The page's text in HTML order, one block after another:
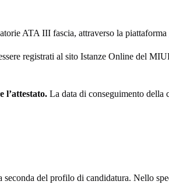
ATA III fascia, attraverso la piattaforma
registrati al sito Istanze Online del
l’attestato. La data di conseguimento della
seconda del profilo di candidatura. Nello